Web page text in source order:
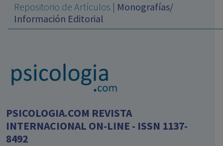
Repositorio de Artículos | Monografías/
Información Editorial
PSICOLOGIA.COM REVISTA
INTERNACIONAL ON-LINE - ISSN 1137-
8492